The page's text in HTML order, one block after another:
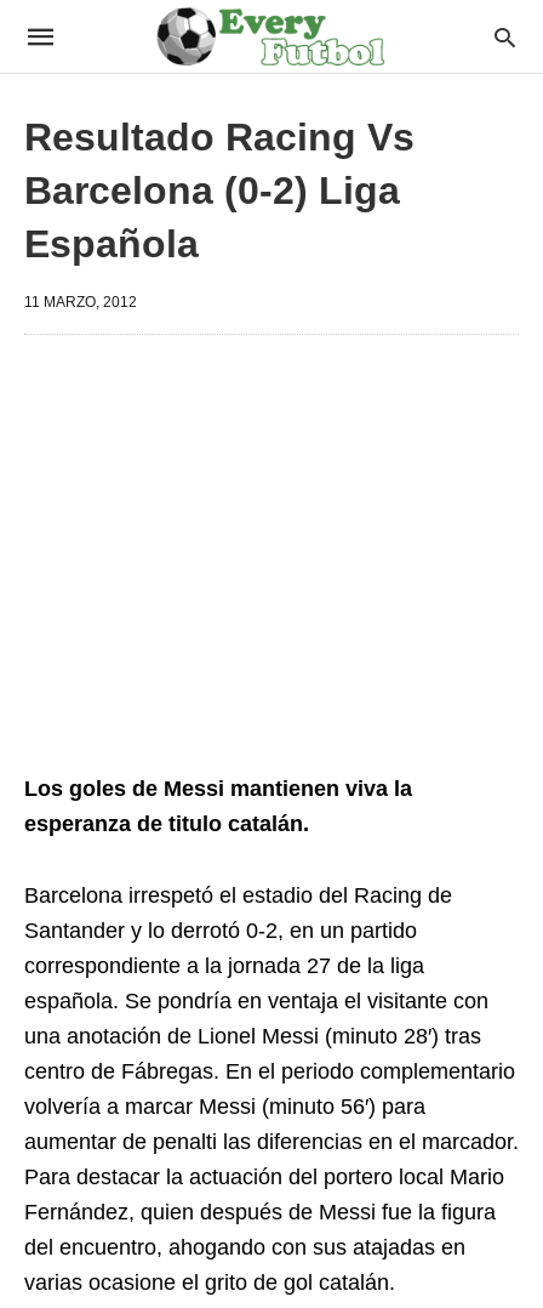
Resultado Racing Vs
Barcelona (0-2) Liga
Española
11 MARZO, 2012
Los goles de Messi mantienen viva la
esperanza de titulo catalán.
Barcelona irrespetó el estadio del Racing de
Santander y lo derrotó 0-2, en un partido
correspondiente a la jornada 27 de la liga
española. Se pondría en ventaja el visitante con
una anotación de Lionel Messi (minuto 28′) tras
centro de Fábregas. En el periodo complementario
volvería a marcar Messi (minuto 56′) para
aumentar de penalti las diferencias en el marcador.
Para destacar la actuación del portero local Mario
Fernández, quien después de Messi fue la figura
del encuentro, ahogando con sus atajadas en
varias ocasione el grito de gol catalán.